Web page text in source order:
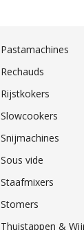
Pastamachines
Rechauds
Rijstkokers
Slowcookers
Snijmachines
Sous vide
Staafmixers
Stomers
Thuistappen &